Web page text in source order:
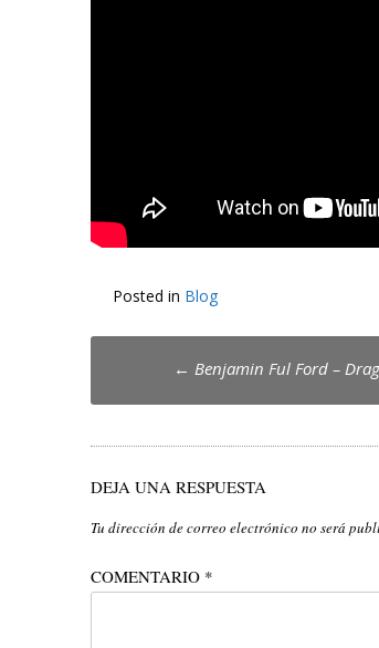
Posted in Blog
Post
navigation
← Benjamin Ful Ford –
DEJA UNA RESPUESTA
Tu dirección de correo electrónico no será
COMENTARIO *